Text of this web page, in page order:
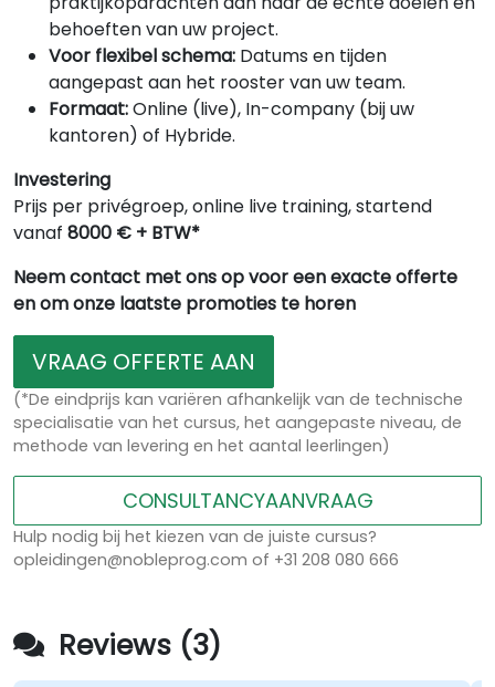
behoeften van uw project.
Voor flexibel schema: Datums en tijden
aangepast aan het rooster van uw team.
Formaat:Online (live), In-company (bij uw
kantoren) of Hybride.
Investering
Prijs per privégroep, online live training, startend
vanaf 8000 € + BTW*
Neem contact met ons op voor een exacte offerte
en om onze laatste promoties te horen
VRAAG OFFERTE AAN
(*De eindprijs kan variëren afhankelijk van de technische
specialisatie van het cursus, het aangepaste niveau, de
methode van levering en het aantal leerlingen)
CONSULTANCYAANVRAAG
Hulp nodig bij het kiezen van de juiste cursus?
opleidingen@nobleprog.com of +31 208 080 666
Reviews (3)